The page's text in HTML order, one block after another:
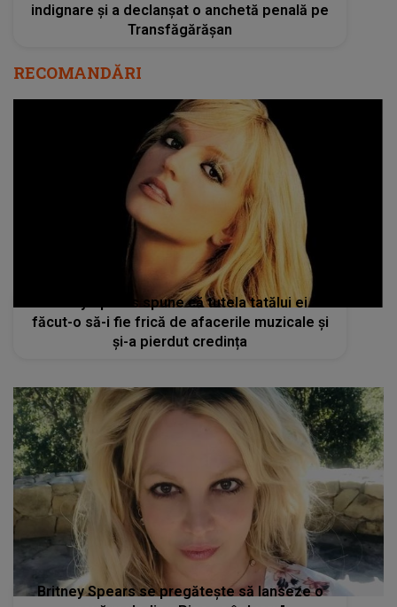
indignare și a declanșat o anchetă penală pe
Transfăgărășan
RECOMANDĂRI
Britney Spears spune că tutela tatălui ei a
făcut-o să-i fie frică de afacerile muzicale și
și-a pierdut credința
Britney Spears se pregătește să lanseze o